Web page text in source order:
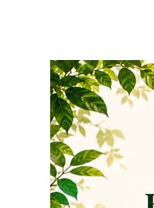
Успейте
растения и
свой сад!
в нашем